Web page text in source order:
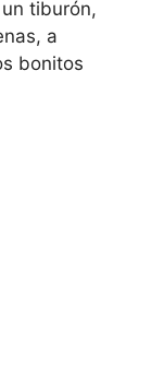
tiburón,
a
bonitos